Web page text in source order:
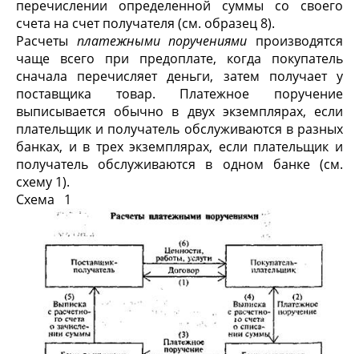
перечислении определенной суммы со своего
счета на счет получателя (см. образец 8).
Расчеты платежными поручениями производятся
чаще всего при предоплате, когда покупатель
сначала перечисляет деньги, затем получает у
поставщика товар. Платежное поручение
выписывается обычно в двух экземплярах, если
плательщик и получатель обслуживаются в разных
банках, и в трех экземплярах, если плательщик и
получатель обслуживаются в одном банке (см.
схему 1).
Схема 1